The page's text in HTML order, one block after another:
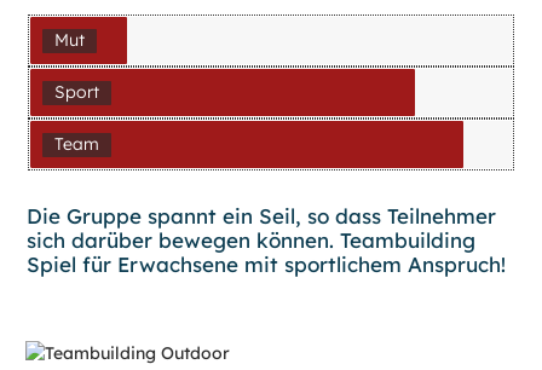
Mut
Sport
Team
Die Gruppe spannt ein Seil, so dass Teilnehmer
sich darüber bewegen können. Teambuilding
Spiel für Erwachsene mit sportlichem Anspruch!